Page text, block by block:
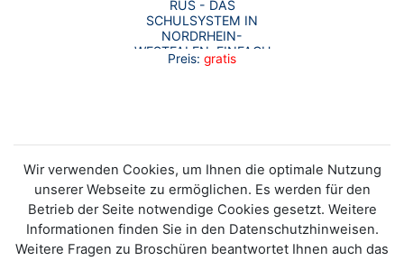
RUS - DAS
SCHULSYSTEM IN
NORDRHEIN-
WESTFALEN. EINFACH
UND SCHNELL
Preis: gratis
Wir verwenden Cookies, um Ihnen die optimale Nutzung
unserer Webseite zu ermöglichen. Es werden für den
Betrieb der Seite notwendige Cookies gesetzt. Weitere
Informationen finden Sie in den Datenschutzhinweisen.
Weitere Fragen zu Broschüren beantwortet Ihnen auch das